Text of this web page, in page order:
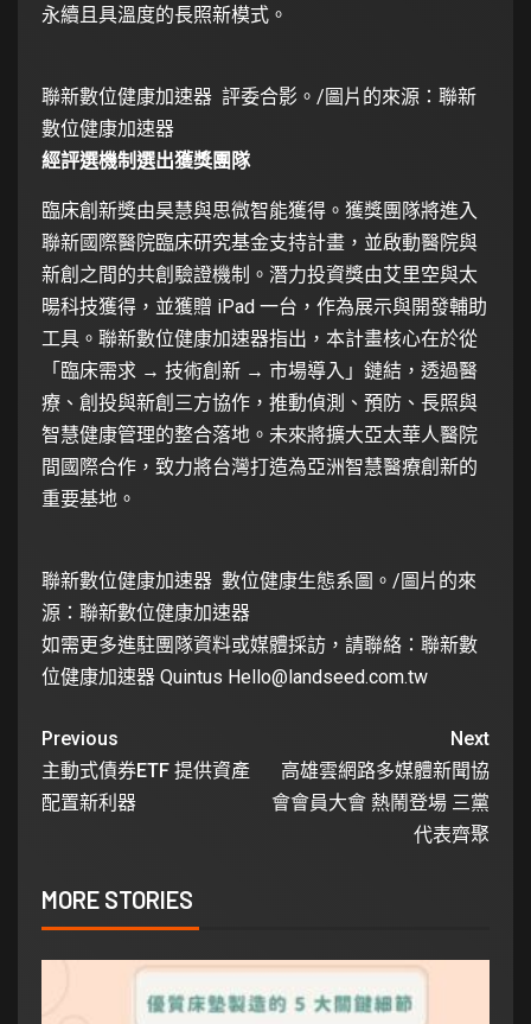
永續且具溫度的長照新模式。
聯新數位健康加速器 評委合影。/圖片的來源：聯新
數位健康加速器
經評選機制選出獲獎團隊
臨床創新獎由昊慧與思微智能獲得。獲獎團隊將進入
聯新國際醫院臨床研究基金支持計畫，並啟動醫院與
新創之間的共創驗證機制。潛力投資獎由艾里空與太
暘科技獲得，並獲贈 iPad 一台，作為展示與開發輔助
工具。聯新數位健康加速器指出，本計畫核心在於從
「臨床需求 → 技術創新 → 市場導入」鏈結，透過醫
療、創投與新創三方協作，推動偵測、預防、長照與
智慧健康管理的整合落地。未來將擴大亞太華人醫院
間國際合作，致力將台灣打造為亞洲智慧醫療創新的
重要基地。
聯新數位健康加速器 數位健康生態系圖。/圖片的來
源：聯新數位健康加速器
如需更多進駐團隊資料或媒體採訪，請聯絡：聯新數
位健康加速器 Quintus Hello@landseed.com.tw
Previous
主動式債券ETF 提供資產
配置新利器
Next
高雄雲網路多媒體新聞協
會會員大會 熱鬧登場 三黨
代表齊聚
MORE STORIES